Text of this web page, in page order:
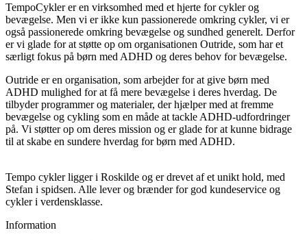
TempoCykler er en virksomhed med et hjerte for cykler og
bevægelse. Men vi er ikke kun passionerede omkring cykler, vi er
også passionerede omkring bevægelse og sundhed generelt. Derfor
er vi glade for at støtte op om organisationen Outride, som har et
særligt fokus på børn med ADHD og deres behov for bevægelse.
Outride er en organisation, som arbejder for at give børn med
ADHD mulighed for at få mere bevægelse i deres hverdag. De
tilbyder programmer og materialer, der hjælper med at fremme
bevægelse og cykling som en måde at tackle ADHD-udfordringer
på. Vi støtter op om deres mission og er glade for at kunne bidrage
til at skabe en sundere hverdag for børn med ADHD.
Tempo cykler ligger i Roskilde og er drevet af et unikt hold, med
Stefan i spidsen. Alle lever og brænder for god kundeservice og
cykler i verdensklasse.
Information